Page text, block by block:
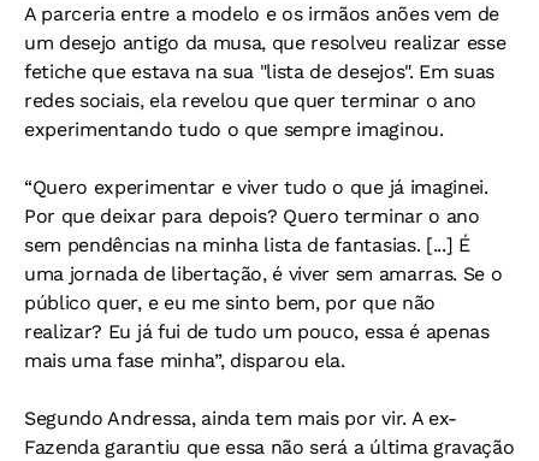
A parceria entre a modelo e os irmãos anões vem de
um desejo antigo da musa, que resolveu realizar esse
fetiche que estava na sua "lista de desejos". Em suas
redes sociais, ela revelou que quer terminar o ano
experimentando tudo o que sempre imaginou.
“Quero experimentar e viver tudo o que já imaginei.
Por que deixar para depois? Quero terminar o ano
sem pendências na minha lista de fantasias. [...] É
uma jornada de libertação, é viver sem amarras. Se o
público quer, e eu me sinto bem, por que não
realizar? Eu já fui de tudo um pouco, essa é apenas
mais uma fase minha”, disparou ela.
Segundo Andressa, ainda tem mais por vir. A ex-
Fazenda garantiu que essa não será a última gravação